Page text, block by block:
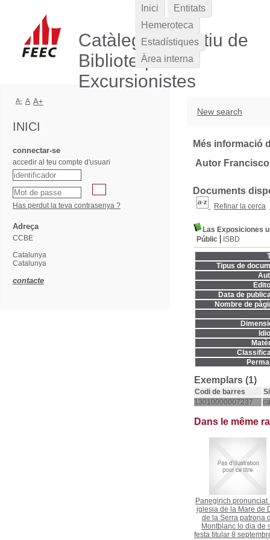
Catàleg Col·lectiu de
Biblioteques
Excursionistes
New search
Més informació
Autor
Documents
Refinar la cerca
Las Exposiciones
Públic
ISBD
Tipus de
Data de
Nombre de
Exemplars (1)
Codi de barres
13010000007237
Dans le même
Panegirich pronunciat
iglesia de la Mare de
de la Serra patrona
Montblanc lo dia de
festa titular 8
Inici
Entitats
Hemeroteca
Estadístiques
Àrea interna
A- A A+
INICI
connectar-se
accedir al teu compte d'usuari
Has perdut la teva contrasenya ?
Adreça
CCBE
Catalunya
Catalunya
contacte